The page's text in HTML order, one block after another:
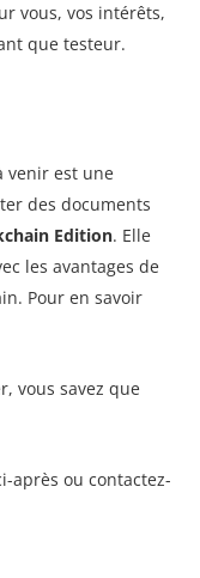
vous, vos intérêts,
que testeur.
venir est une
des documents
Edition. Elle
les avantages de
Pour en savoir
vous savez que
après ou contactez-